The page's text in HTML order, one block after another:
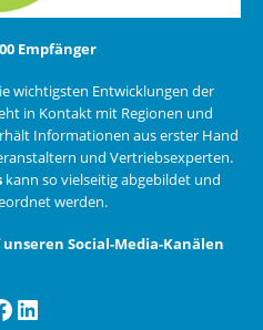
Empfänger
wichtigsten Entwicklungen der
in Kontakt mit Regionen und
Informationen aus erster Hand
und Vertriebsexperten.
kann so vielseitig abgebildet und
werden.
Social-Media-Kanälen
LinkedIn